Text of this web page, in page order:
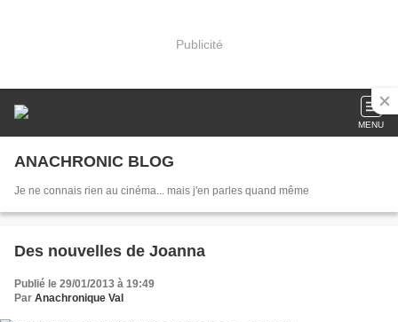
Publicité
MENU
ANACHRONIC BLOG
Je ne connais rien au cinéma... mais j'en parles quand même
Des nouvelles de Joanna
Publié le 29/01/2013 à 19:49
Par Anachronique Val